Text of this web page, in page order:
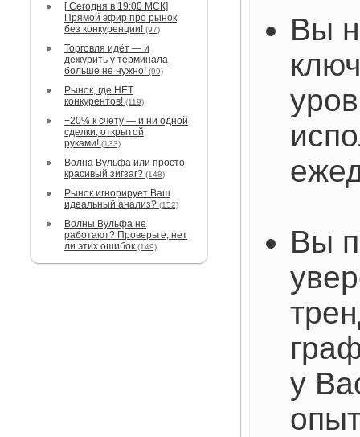
[ Сегодня в 19:00 МСК]
Прямой эфир про рынок
без конкуренции! (97)
Торговля идёт — и
дежурить у терминала
больше не нужно! (99)
Рынок, где НЕТ
конкурентов! (119)
+20% к счёту — и ни одной
сделки, открытой
руками! (133)
Волна Вульфа или просто
красивый зигзаг? (148)
Рынок игнорирует Ваш
идеальный анализ? (152)
Волны Вульфа не
работают? Проверьте, нет
ли этих ошибок (149)
Вы
Вы
у